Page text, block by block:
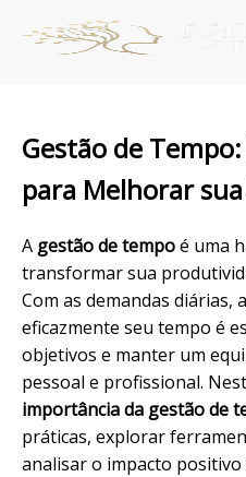
Gestão de
para Melhorar
A gestão de tempoé uma
transformar sua
Com as demandas diárias,
eficazmente seu tempo é
objetivos e manter um
pessoal e profissional.
importância da gestão de
práticas, explorar
analisar o impacto